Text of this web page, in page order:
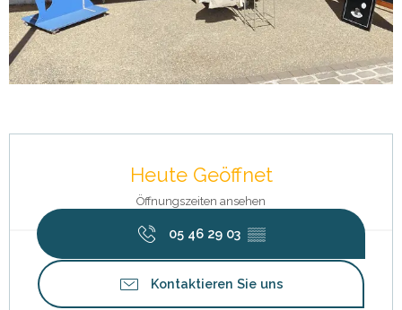
Heute Geöffnet
Öffnungszeiten ansehen
05 46 29 03 ▒▒
Kontaktieren Sie uns